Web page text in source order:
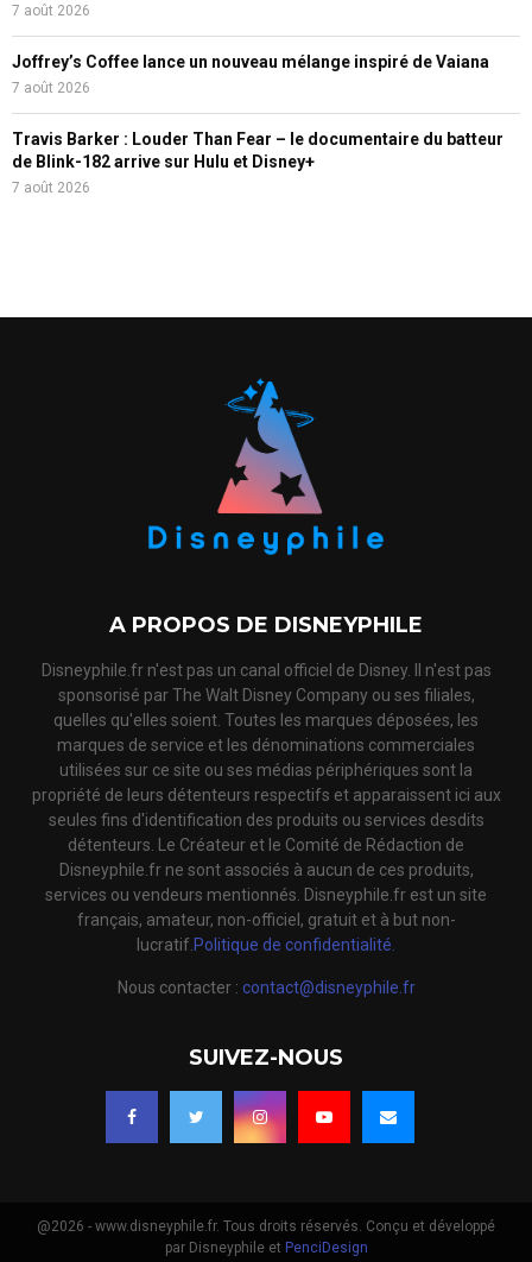
7 août 2026
Joffrey’s Coffee lance un nouveau mélange inspiré de Vaiana
7 août 2026
Travis Barker : Louder Than Fear – le documentaire du batteur
de Blink-182 arrive sur Hulu et Disney+
7 août 2026
A PROPOS DE DISNEYPHILE
Disneyphile.fr n'est pas un canal officiel de Disney. Il n'est pas
sponsorisé par The Walt Disney Company ou ses filiales,
quelles qu'elles soient. Toutes les marques déposées, les
marques de service et les dénominations commerciales
utilisées sur ce site ou ses médias périphériques sont la
propriété de leurs détenteurs respectifs et apparaissent ici aux
seules fins d'identification des produits ou services desdits
détenteurs. Le Créateur et le Comité de Rédaction de
Disneyphile.fr ne sont associés à aucun de ces produits,
services ou vendeurs mentionnés. Disneyphile.fr est un site
français, amateur, non-officiel, gratuit et à but non-
lucratif. Politique de confidentialité.
Nous contacter : contact@disneyphile.fr
SUIVEZ-NOUS
@2026 - www.disneyphile.fr. Tous droits réservés. Conçu et développé
par Disneyphile et PenciDesign